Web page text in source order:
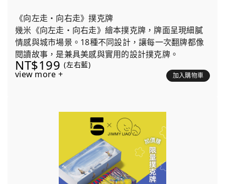
《向左走・向右走》撲克牌
幾米《向左走・向右走》繪本撲克牌，牌面呈現細膩
情感與城市場景。18種不同設計，讓每一次翻牌都像
閱讀故事，是兼具美感與實用的設計撲克牌。
NT$199 (左右藍)
view more + 加入購物車